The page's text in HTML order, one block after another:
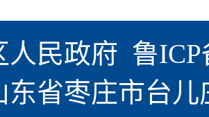
人民政府 鲁ICP
东省枣庄市台儿